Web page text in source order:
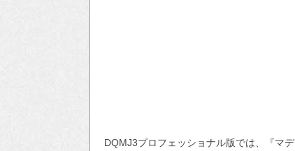
DQMJ3プロフェッショナル版では、『マ